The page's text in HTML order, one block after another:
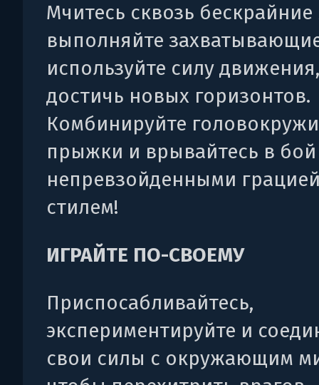
Мчитесь сквозь
выполняйте
используйте силу
достичь новых горизонтов.
Комбинируйте
прыжки и врывайтесь в бой
непревзойденными
стилем!
ИГРАЙТЕ ПО-СВОЕМУ
Приспосабливайтесь,
экспериментируйте и
свои силы с окружающим